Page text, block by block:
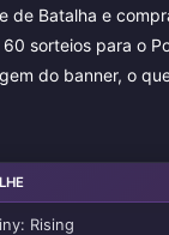
de Batalha e
sorteios para o
do banner, o
Rising